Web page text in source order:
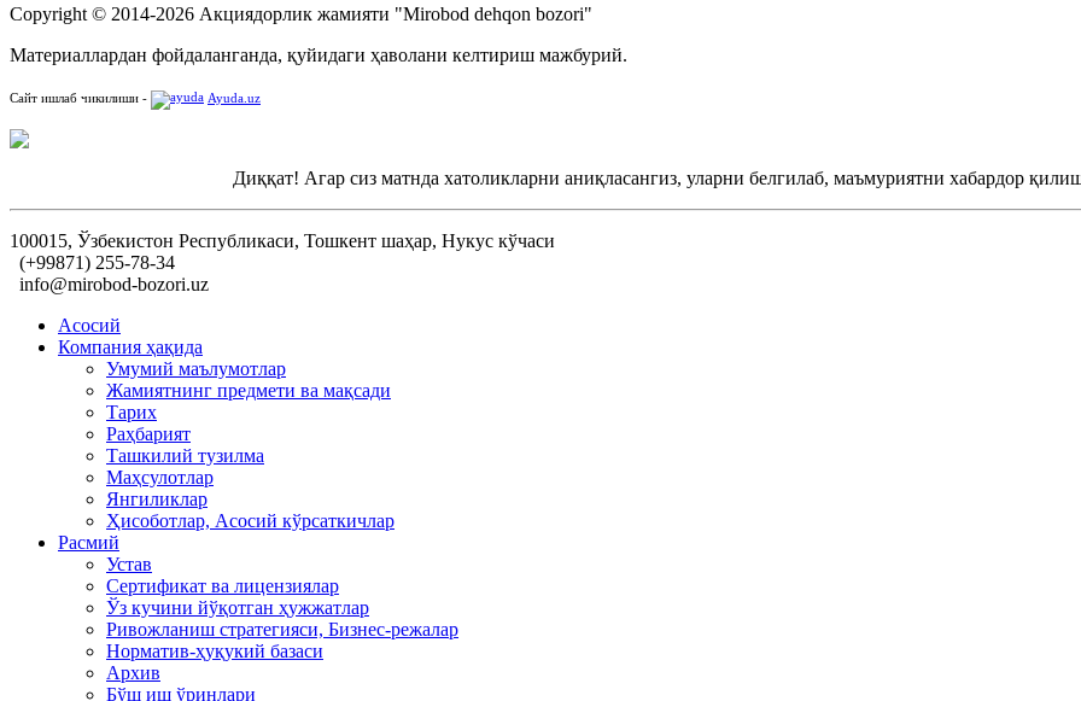
Copyright © 2014-2026 Акциядорлик жамияти "Mirobod dehqon bozori"
Материаллардан фойдаланганда, қуйидаги ҳаволани келтириш мажбурий.
Сайт ишлаб чикилиши - Ayuda.uz
Диққат! Агар сиз матнда хатоликларни аниқласангиз, уларни белгилаб, маъмуриятни хабардор
100015, Ўзбекистон Республикаси, Тошкент шаҳар, Нукус кўчаси
(+99871) 255-78-34
info@mirobod-bozori.uz
Асосий
Компания ҳақида
Умумий маълумотлар
Жамиятнинг предмети ва мақсади
Тарих
Раҳбарият
Ташкилий тузилма
Маҳсулотлар
Янгиликлар
Ҳисоботлар, Асосий кўрсаткичлар
Расмий
Устав
Сертификат ва лицензиялар
Ўз кучини йўқотган ҳужжатлар
Ривожланиш стратегияси, Бизнес-режалар
Норматив-ҳуқукий базаси
Архив
Бўш иш ўринлари